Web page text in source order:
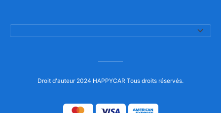
Droit d'auteur 2024 HAPPYCAR Tous droits réservés.